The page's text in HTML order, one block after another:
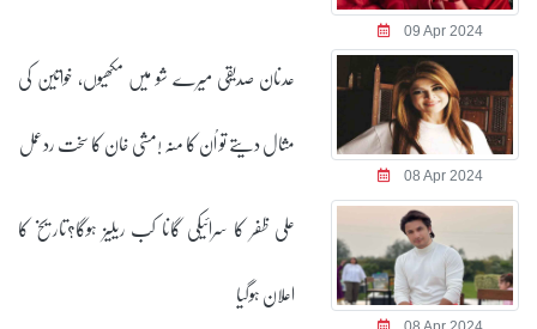
09 Apr 2024
08 Apr 2024
عدنان صدیقی میرے شو میں مکھیوں، خواتین کی
مثال دیتے تو اُن کا منہ !مشی خان کا سخت ردعمل
علی ظفر کا سرائیکی گانا کب ریلیز ہوگا؟تاریخ کا
اعلان ہوگیا